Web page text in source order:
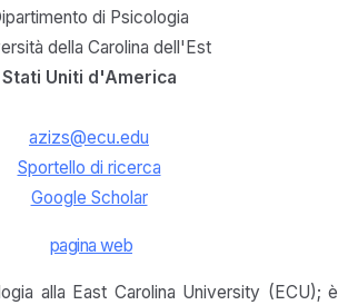
di Psicologia
della Carolina dell'Est
Stati Uniti d'America
azizs@ecu.edu
Sportello di ricerca
Google Scholar
pagina web
alla East Carolina University (ECU); è